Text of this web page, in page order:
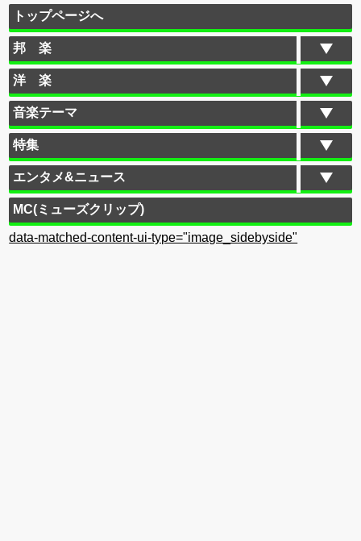
トップページへ
邦 楽
洋 楽
音楽テーマ
特集
エンタメ&ニュース
MC(ミューズクリップ)
data-matched-content-ui-type="image_sidebyside"